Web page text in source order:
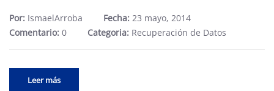
Por: IsmaelArroba Fecha: 23 mayo, 2014
Comentario: 0 Categoria: Recuperación de Datos
Leer más